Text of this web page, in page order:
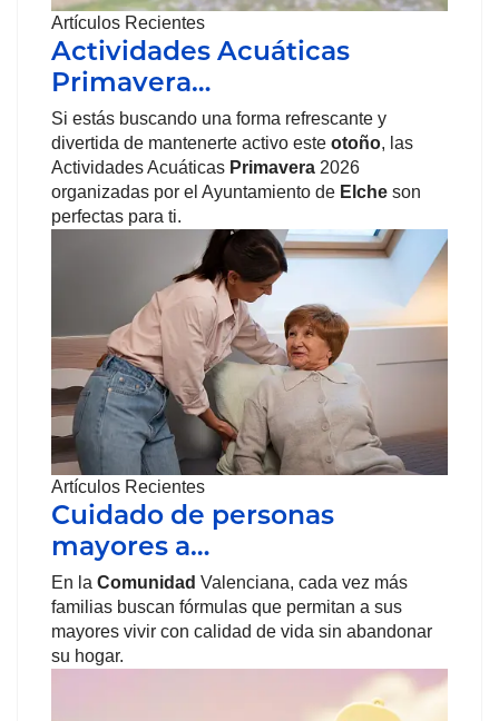
Artículos Recientes
Actividades Acuáticas
Primavera…
Si estás buscando una forma refrescante y
divertida de mantenerte activo este otoño, las
Actividades Acuáticas Primavera 2026
organizadas por el Ayuntamiento de Elche son
perfectas para ti.
Artículos Recientes
Cuidado de personas
mayores a…
En la Comunidad Valenciana, cada vez más
familias buscan fórmulas que permitan a sus
mayores vivir con calidad de vida sin abandonar
su hogar.